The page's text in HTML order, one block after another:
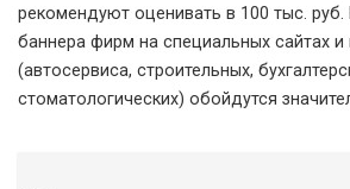
рекомендуют оценивать в 100 тыс.
баннера фирм на специальных сайтах и
(автосервиса, строительных,
стоматологических) обойдутся